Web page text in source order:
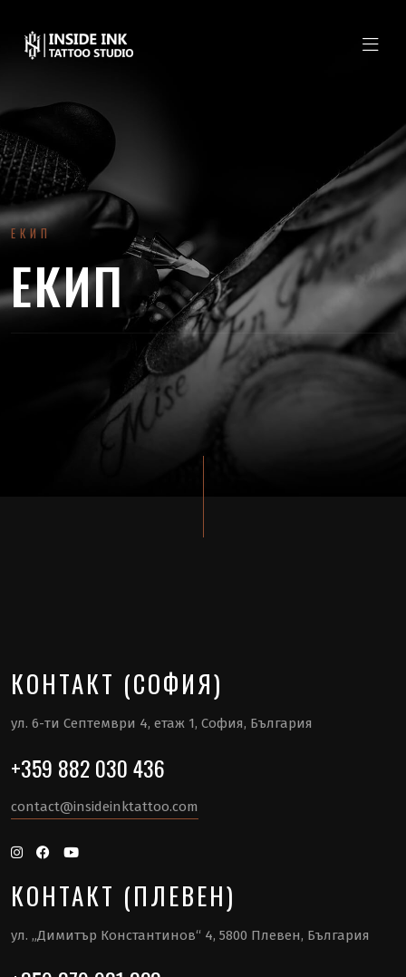
ЕКИП
ЕКИП
КОНТАКТ (СОФИЯ)
ул. 6-ти Септември 4, етаж 1, София, България
+359 882 030 436
contact@insideinktattoo.com
КОНТАКТ (ПЛЕВЕН)
ул. „Димитър Константинов“ 4, 5800 Плевен, България